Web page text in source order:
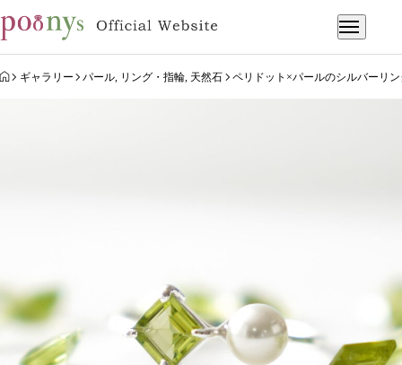
HOME
ギャラリー パール リング・指輪 天然石 ペリドット×パールのシルバーリ